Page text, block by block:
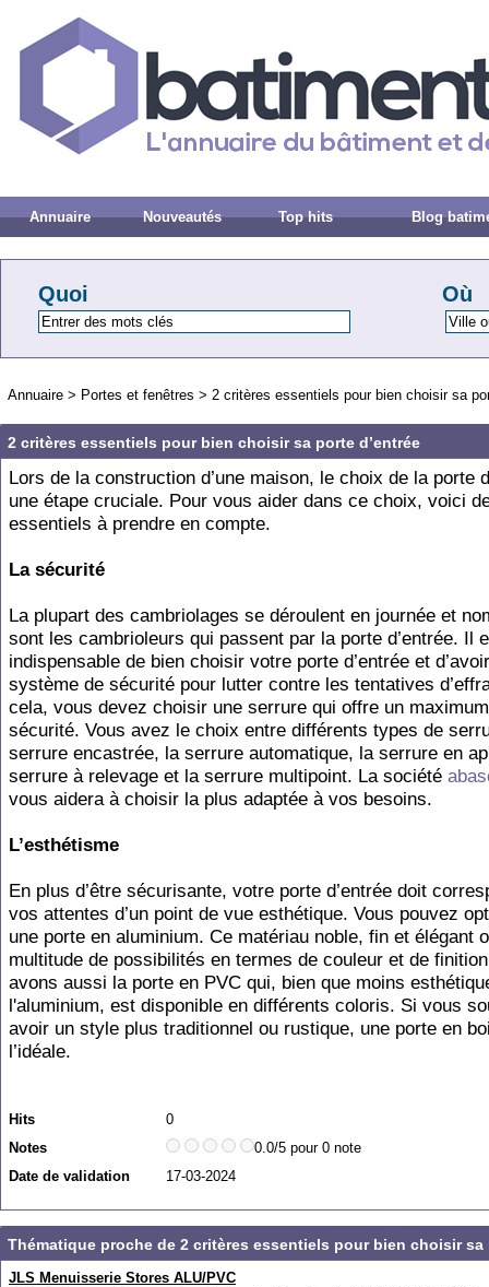
Annuaire Nouveautés Top hits Blog
Quoi Où
Annuaire > Portes et fenêtres > 2 critères essentiels pour bien choisir sa
2 critères essentiels pour bien choisir sa porte d’entrée
Lors de la construction d’une maison, le choix de la porte
une étape cruciale. Pour vous aider dans ce choix, voici
essentiels à prendre en compte.
La sécurité
La plupart des cambriolages se déroulent en journée et
sont les cambrioleurs qui passent par la porte d’entrée. Il
indispensable de bien choisir votre porte d’entrée et
système de sécurité pour lutter contre les tentatives
cela, vous devez choisir une serrure qui offre un
sécurité. Vous avez le choix entre différents types de
serrure encastrée, la serrure automatique, la serrure en
serrure à relevage et la serrure multipoint. La société
vous aidera à choisir la plus adaptée à vos besoins.
L’esthétisme
En plus d’être sécurisante, votre porte d’entrée doit
vos attentes d’un point de vue esthétique. Vous pouvez
une porte en aluminium. Ce matériau noble, fin et élégant
multitude de possibilités en termes de couleur et de
avons aussi la porte en PVC qui, bien que moins
l'aluminium, est disponible en différents coloris. Si vous
avoir un style plus traditionnel ou rustique, une porte en
l’idéale.
Hits
0
Notes
0.0/5 pour 0 note
Date de validation
17-03-2024
Thématique proche de 2 critères essentiels pour bien choisir sa
JLS Menuisserie Stores ALU/PVC